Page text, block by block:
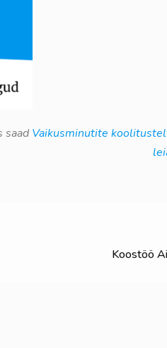
saad Vaikusminutite
Koostöö